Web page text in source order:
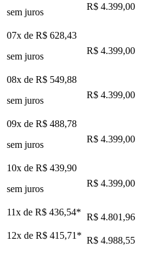
sem juros
R$ 4.399,00
07x de R$ 628,43
sem juros
R$ 4.399,00
08x de R$ 549,88
sem juros
R$ 4.399,00
09x de R$ 488,78
sem juros
R$ 4.399,00
10x de R$ 439,90
sem juros
R$ 4.399,00
11x de R$ 436,54* R$ 4.801,96
12x de R$ 415,71 * R$ 4.988,55